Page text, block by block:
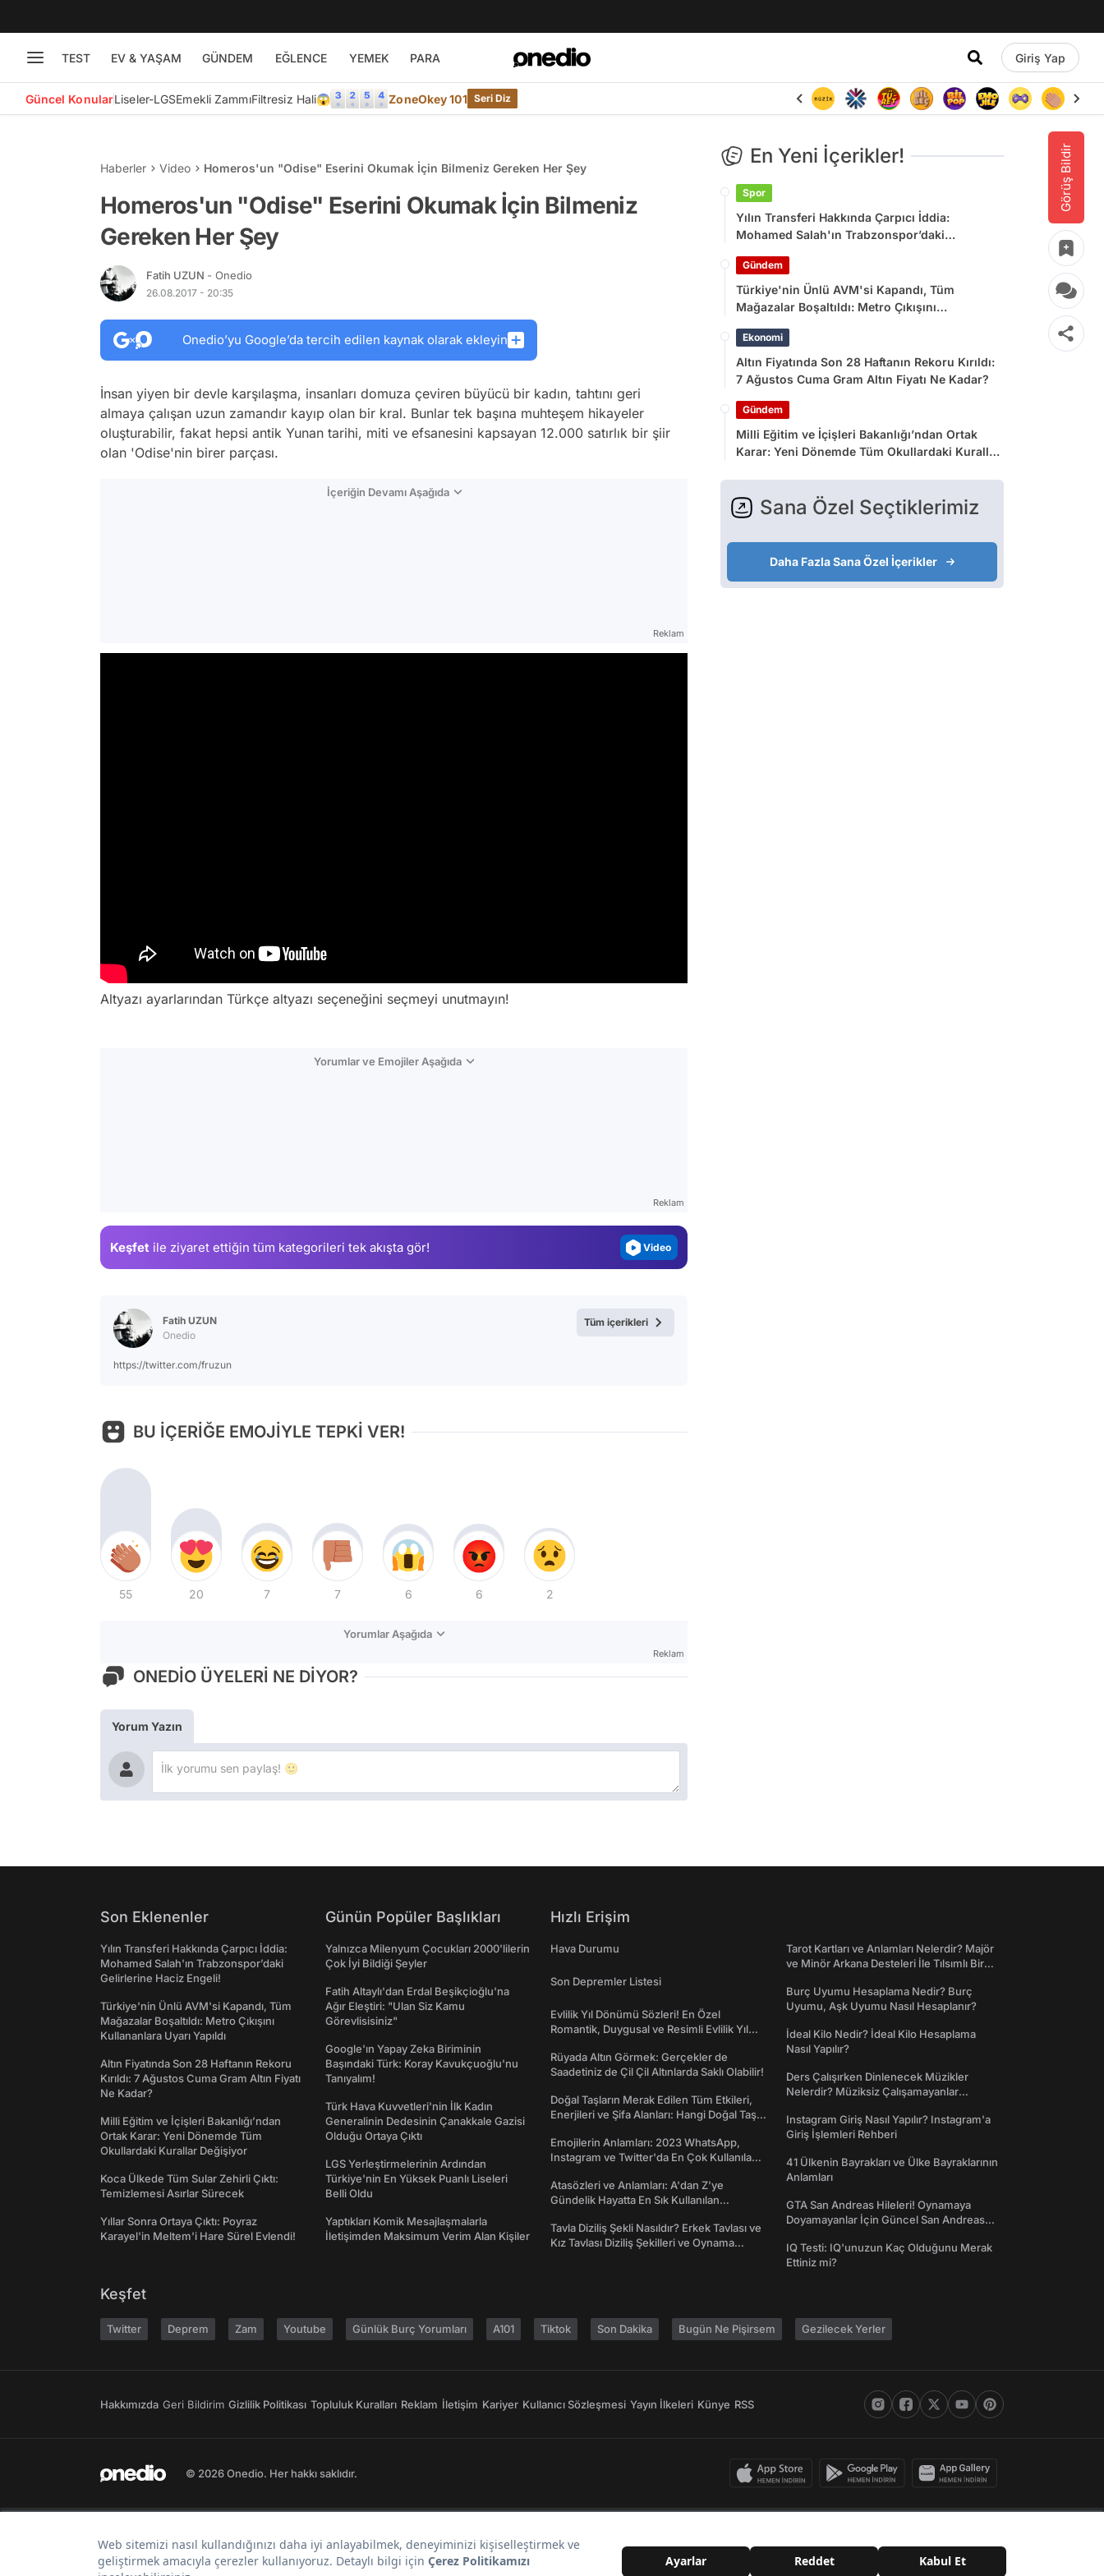
TEST EV & YAŞAM GÜNDEM EĞLENCE YEMEK PARA Giriş Yap
Güncel KonularLiseler-LGSEmekli ZammıFiltresiz Hali😱 ZoneOkey 101 Seri Diz
Görüş Bildir
Haberler Video Homeros'un "Odise" Eserini Okumak İçin Bilmeniz Gereken Her Şey
Homeros'un "Odise" Eserini Okumak İçin Bilmeniz
Gereken Her Şey
Fatih UZUN - Onedio
26.08.2017 - 20:35
Onedio’yu Google’da tercih edilen kaynak olarak ekleyin
İnsan yiyen bir devle karşılaşma, insanları domuza çeviren büyücü bir kadın, tahtını geri
almaya çalışan uzun zamandır kayıp olan bir kral. Bunlar tek başına muhteşem hikayeler
oluşturabilir, fakat hepsi antik Yunan tarihi, miti ve efsanesini kapsayan 12.000 satırlık bir şiir
olan 'Odise'nin birer parçası.
İçeriğin Devamı Aşağıda
Reklam
Altyazı ayarlarından Türkçe altyazı seçeneğini seçmeyi unutmayın!
Yorumlar ve Emojiler Aşağıda
Reklam
Keşfet ile ziyaret ettiğin tüm kategorileri tek akışta gör! Video
Fatih UZUN
Onedio
https://twitter.com/fruzun
Tüm içerikleri
BU İÇERİĞE EMOJİYLE TEPKİ VER!
55 20 7 7 6 6 2
Yorumlar Aşağıda
Reklam
ONEDİO ÜYELERİ NE DİYOR?
Yorum Yazın
En Yeni İçerikler!
Spor
Yılın Transferi Hakkında Çarpıcı İddia:
Mohamed Salah'ın Trabzonspor’daki
Gündem
Türkiye'nin Ünlü AVM'si Kapandı, Tüm
Mağazalar Boşaltıldı: Metro Çıkışını
Ekonomi
Altın Fiyatında Son 28 Haftanın Rekoru Kırıldı:
7 Ağustos Cuma Gram Altın Fiyatı Ne Kadar?
Gündem
Milli Eğitim ve İçişleri Bakanlığı’ndan Ortak
Karar: Yeni Dönemde Tüm Okullardaki Kurallar
Sana Özel Seçtiklerimiz
Daha Fazla Sana Özel İçerikler
Son Eklenenler
Yılın Transferi Hakkında Çarpıcı İddia:
Mohamed Salah'ın Trabzonspor’daki
Gelirlerine Haciz Engeli!
Türkiye'nin Ünlü AVM'si Kapandı, Tüm
Mağazalar Boşaltıldı: Metro Çıkışını
Kullananlara Uyarı Yapıldı
Altın Fiyatında Son 28 Haftanın Rekoru
Kırıldı: 7 Ağustos Cuma Gram Altın Fiyatı
Ne Kadar?
Milli Eğitim ve İçişleri Bakanlığı’ndan
Ortak Karar: Yeni Dönemde Tüm
Okullardaki Kurallar Değişiyor
Koca Ülkede Tüm Sular Zehirli Çıktı:
Temizlemesi Asırlar Sürecek
Yıllar Sonra Ortaya Çıktı: Poyraz
Karayel'in Meltem'i Hare Sürel Evlendi!
Günün Popüler Başlıkları
Yalnızca Milenyum Çocukları 2000'lilerin
Çok İyi Bildiği Şeyler
Fatih Altaylı'dan Erdal Beşikçioğlu'na
Ağır Eleştiri: "Ulan Siz Kamu
Görevlisisiniz"
Google'ın Yapay Zeka Biriminin
Başındaki Türk: Koray Kavukçuoğlu'nu
Tanıyalım!
Türk Hava Kuvvetleri'nin İlk Kadın
Generalinin Dedesinin Çanakkale Gazisi
Olduğu Ortaya Çıktı
LGS Yerleştirmelerinin Ardından
Türkiye'nin En Yüksek Puanlı Liseleri
Belli Oldu
Yaptıkları Komik Mesajlaşmalarla
İletişimden Maksimum Verim Alan Kişiler
Hızlı Erişim
Hava Durumu
Son Depremler Listesi
Evlilik Yıl Dönümü Sözleri! En Özel
Romantik, Duygusal ve Resimli Evlilik Yıl
Rüyada Altın Görmek: Gerçekler de
Saadetiniz de Çil Çil Altınlarda Saklı Olabilir!
Doğal Taşların Merak Edilen Tüm Etkileri,
Enerjileri ve Şifa Alanları: Hangi Doğal Taş
Emojilerin Anlamları: 2023 WhatsApp,
Instagram ve Twitter'da En Çok Kullanılan
Atasözleri ve Anlamları: A'dan Z'ye
Gündelik Hayatta En Sık Kullanılan
Tavla Diziliş Şekli Nasıldır? Erkek Tavlası ve
Kız Tavlası Diziliş Şekilleri ve Oynama
Tarot Kartları ve Anlamları Nelerdir? Majör
ve Minör Arkana Desteleri İle Tılsımlı Bir
Burç Uyumu Hesaplama Nedir? Burç
Uyumu, Aşk Uyumu Nasıl Hesaplanır?
İdeal Kilo Nedir? İdeal Kilo Hesaplama
Nasıl Yapılır?
Ders Çalışırken Dinlenecek Müzikler
Nelerdir? Müziksiz Çalışamayanlar
Instagram Giriş Nasıl Yapılır? Instagram'a
Giriş İşlemleri Rehberi
41 Ülkenin Bayrakları ve Ülke Bayraklarının
Anlamları
GTA San Andreas Hileleri! Oynamaya
Doyamayanlar İçin Güncel San Andreas
IQ Testi: IQ'unuzun Kaç Olduğunu Merak
Ettiniz mi?
Keşfet
Twitter Deprem Zam Youtube Günlük Burç Yorumları A101 Tiktok Son Dakika Bugün Ne Pişirsem Gezilecek Yerler
Hakkımızda Geri Bildirim Gizlilik Politikası Topluluk Kuralları Reklam İletişim Kariyer Kullanıcı Sözleşmesi Yayın İlkeleri Künye RSS
© 2026 Onedio. Her hakkı saklıdır.